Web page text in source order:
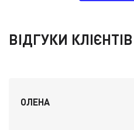
ВІДГУКИ КЛІЄНТІВ
ОЛЕНА